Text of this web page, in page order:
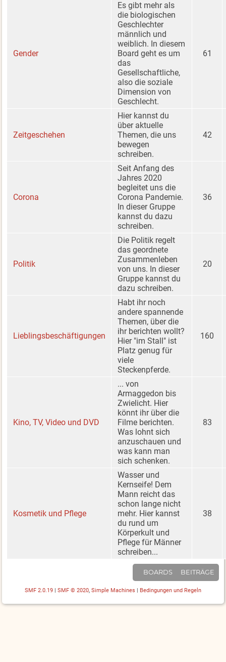
Gender
Es gibt mehr als
die biologischen
Geschlechter
männlich und
weiblich. In diesem
Board geht es um
das
Gesellschaftliche,
also die soziale
Dimension von
Geschlecht.
61
Zeitgeschehen
Hier kannst du
über aktuelle
Themen, die uns
bewegen
schreiben.
42
Corona
Seit Anfang des
Jahres 2020
begleitet uns die
Corona Pandemie.
In dieser Gruppe
kannst du dazu
schreiben.
36
Politik
Die Politik regelt
das geordnete
Zusammenleben
von uns. In dieser
Gruppe kannst du
dazu schreiben.
20
Lieblingsbeschäftigungen
Habt ihr noch
andere spannende
Themen, über die
ihr berichten wollt?
Hier "im Stall" ist
Platz genug für
viele
Steckenpferde.
160
Kino, TV, Video und DVD
... von
Armaggedon bis
Zwielicht. Hier
könnt ihr über die
Filme berichten.
Was lohnt sich
anzuschauen und
was kann man
sich schenken.
83
Kosmetik und Pflege
Wasser und
Kernseife! Dem
Mann reicht das
schon lange nicht
mehr. Hier kannst
du rund um
Körperkult und
Pflege für Männer
schreiben...
38
BOARDS BEITRÄGE
SMF 2.0.19 SMF © 2020, Simple Machines Bedingungen und Regeln